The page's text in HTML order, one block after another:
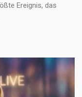
Ereignis, das